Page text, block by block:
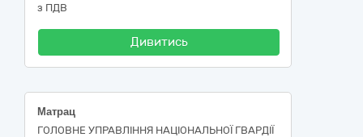
з ПДВ
Дивитись
Матрац
ГОЛОВНЕ УПРАВЛІННЯ НАЦІОНАЛЬНОЇ ГВАРДІЇ